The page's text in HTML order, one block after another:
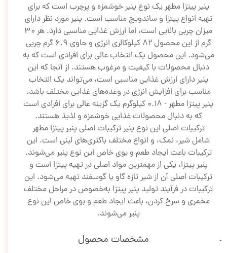
پنیر پیتزا مطهر یک نوع پنیر خوشمزه و پرچرب است که برای
تهیه انواع پیتزا و ساندویچ مناسب است. پنیر مورد نظر دارای
میزان چربی بالایی است، اما ارزش غذایی مناسبی دارد. هر ۳۰
گرم از این محصول ۸۲ کیلوکالری انرژی و حاوی ۶.۹ گرم چربی
می‌شود. این محصول یک انتخاب عالی برای افرادی است که به
دنبال محصولات با کیفیت و مرغوب هستند. از آنجا که این
پنیر دارای ارزش غذایی مناسبی است، می‌تواند یک انتخاب
مناسب برای افزایش انرژی در وعده‌های غذایی مختلف باشد.
پنیر پیتزا مطهر - 0.18 کیلوگرم یک گزینه عالی برای افرادی است
که به دنبال محصولات غذایی خوشمزه و لذیذ هستند.
ترکیبات اصلی این نوع پنیر ترکیبات اصلی پنیر پیتزا مطهر
شامل شیر، نمک، و انواع مختلف باکتری‌های لبنی است. این
ترکیبات باعث ایجاد طعم و بوی خاص این نوع پنیر می‌شوند.
پنیر پیتزا، یکی از مهمترین مواد اصلی در تهیه پیتزا است و
ترکیبات اصلی آن از شیر تازه گاو یا گوسفند تهیه می‌شود. این
ترکیبات در فرآیند تولید پنیر پیتزا به‌خصوص در مراحل مختلف
مخمری و سرخ کردن، باعث ایجاد طعم و بوی خاص این نوع
پنیر می‌شوند.
مشخصات محصول